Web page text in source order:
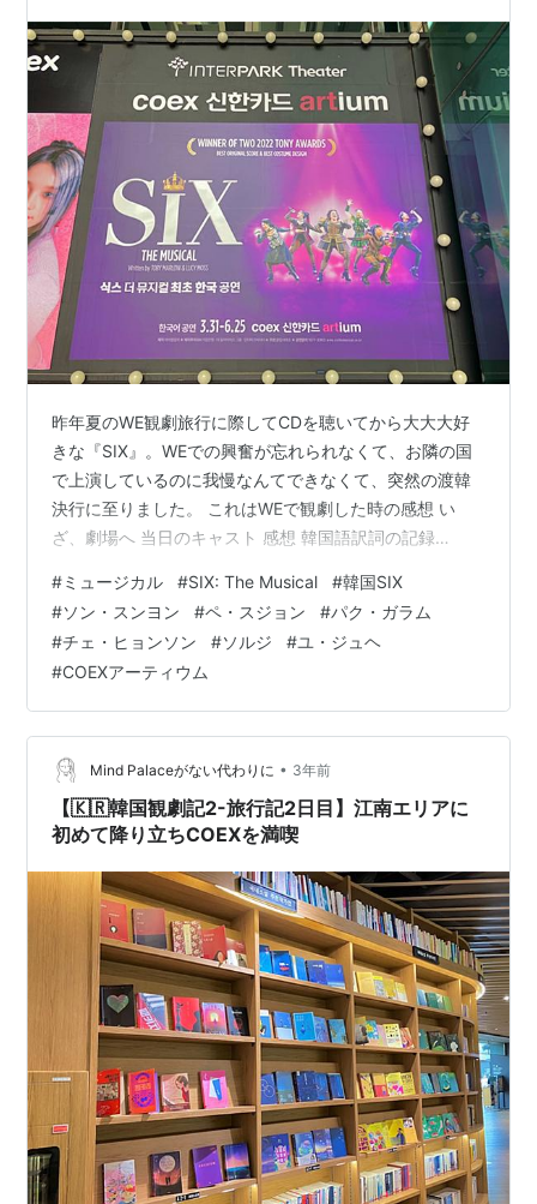
昨年夏のWE観劇旅行に際してCDを聴いてから大大大好
きな『SIX』。WEでの興奮が忘れられなくて、お隣の国
で上演しているのに我慢なんてできなくて、突然の渡韓
決行に至りました。 これはWEで観劇した時の感想 い
ざ、劇場へ 当日のキャスト 感想 韓国語訳詞の記録
スパート ブーリンの「LOL」 「うちらは」SIX 最後に い
ざ、劇場へ 劇場は「coex 新韓カード artium」。江南エ
リアにあるcoexモールの中に入っていて「インターパー
ク」の名が冠せられています。 建物の外側も内側も
『SIX』仕様にラッピングされていて可愛かった…
#ミュージカル #SIX: The Musical #韓国SIX
#ソン・スンヨン #ペ・スジョン #パク・ガラム
#チェ・ヒョンソン #ソルジ #ユ・ジュヘ
#COEXアーティウム
Mind Palaceがない代わりに • 3年前
【🇰🇷韓国観劇記2-旅行記2日目】江南エリアに
初めて降り立ちCOEXを満喫